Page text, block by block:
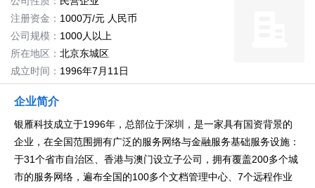
注册资金： 1000万/元 人民币
公司规模： 1000人以上
所在地区： 北京东城区
成立时间： 1996年7月11日
企业简介
银雁科技成立于1996年，总部位于深圳，是一家具有国资背景的
企业，在全国范围拥有广泛的服务网络与金融服务基础服务设施：
于31个省市自治区、香港与澳门设立子公司，拥有覆盖200多个城
市的服务网络，遍布全国的100多个文档管理中心、7个远程作业